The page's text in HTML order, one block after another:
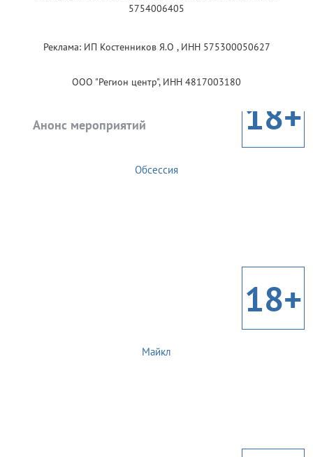
5754006405
Реклама: ИП Костенников Я.О , ИНН 575300050627
ООО "Регион центр", ИНН 4817003180
Анонс мероприятий 18+
Обсессия
18+
Майкл